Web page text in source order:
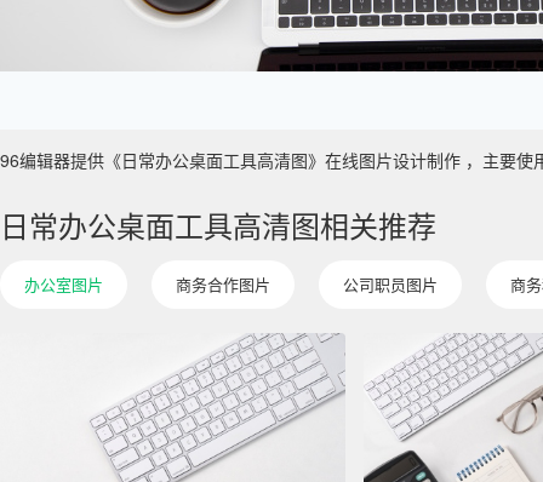
96编辑器提供《日常办公桌面工具高清图》在线图片设计制作 ，主要
日常办公桌面工具高清图相关推荐
办公室图片 商务合作图片 公司职员图片 商